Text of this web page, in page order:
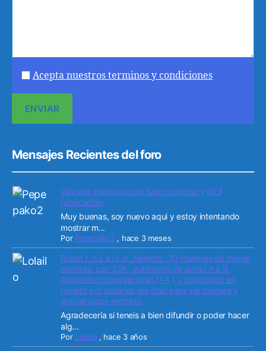
Acepta nuestros terminos y condiciones
Mensajes Recientes del foro
Válvulas pepepako de bajo consumo y fácil
fabricación.
Muy buenas, soy nuevo aqui y estoy intentando
mostrar m...
Por Pepepako2 , hace 3 meses
Robot L o L a i L o _Remoto : 10 maneras de mover
motores. con 3 IA , autónomo de punto A a B ,
Asistente conversacional ( I A ) y controlado en
remoto por usuarios del chat para ver cámara y
activar luces-motores
Agradecería si teneis a bien difundir o poder hacer
alg...
Por Lolailo , hace 3 años